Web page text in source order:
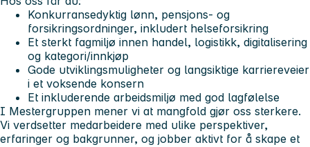
Konkurransedyktig lønn, pensjons- og
forsikringsordninger, inkludert helseforsikring
Et sterkt fagmiljø innen handel, logistikk, digitalisering
og kategori/innkjøp
Gode utviklingsmuligheter og langsiktige karriereveier
i et voksende konsern
Et inkluderende arbeidsmiljø med god lagfølelse
I Mestergruppen mener vi at mangfold gjør oss sterkere.
Vi verdsetter medarbeidere med ulike perspektiver,
erfaringer og bakgrunner, og jobber aktivt for å skape et